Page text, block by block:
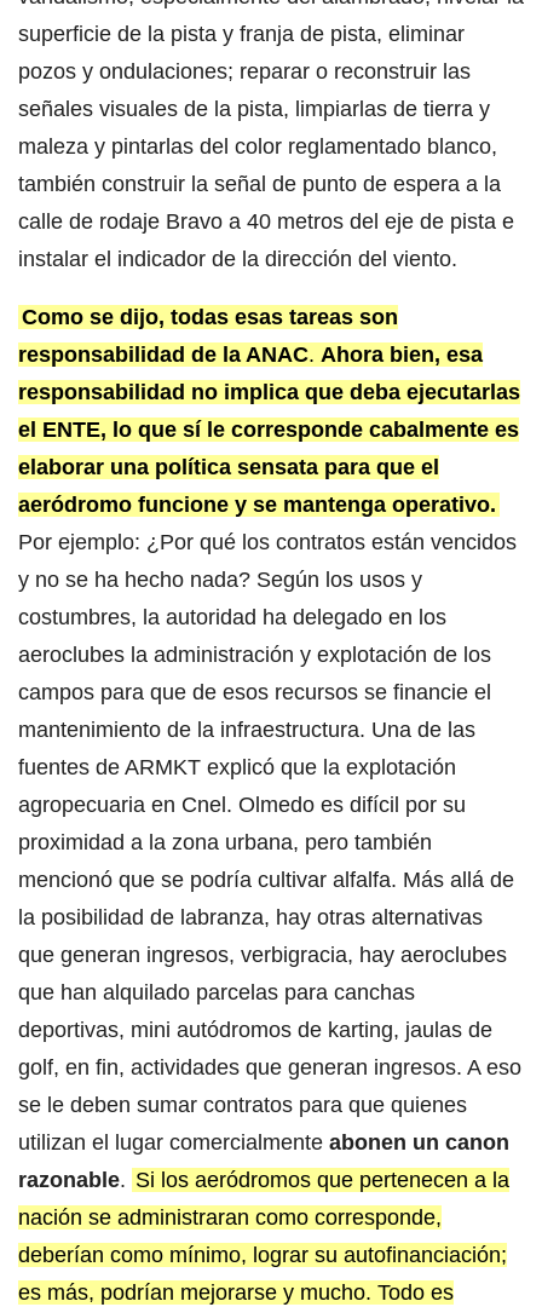
superficie de la pista y franja de pista, eliminar
pozos y ondulaciones; reparar o reconstruir las
señales visuales de la pista, limpiarlas de tierra y
maleza y pintarlas del color reglamentado blanco,
también construir la señal de punto de espera a la
calle de rodaje Bravo a 40 metros del eje de pista e
instalar el indicador de la dirección del viento.
Como se dijo, todas esas tareas son
responsabilidad de la ANAC. Ahora bien, esa
responsabilidad no implica que deba ejecutarlas
el ENTE, lo que sí le corresponde cabalmente es
elaborar una política sensata para que el
aeródromo funcione y se mantenga operativo.
Por ejemplo: ¿Por qué los contratos están vencidos
y no se ha hecho nada? Según los usos y
costumbres, la autoridad ha delegado en los
aeroclubes la administración y explotación de los
campos para que de esos recursos se financie el
mantenimiento de la infraestructura. Una de las
fuentes de ARMKT explicó que la explotación
agropecuaria en Cnel. Olmedo es difícil por su
proximidad a la zona urbana, pero también
mencionó que se podría cultivar alfalfa. Más allá de
la posibilidad de labranza, hay otras alternativas
que generan ingresos, verbigracia, hay aeroclubes
que han alquilado parcelas para canchas
deportivas, mini autódromos de karting, jaulas de
golf, en fin, actividades que generan ingresos. A eso
se le deben sumar contratos para que quienes
utilizan el lugar comercialmente abonen un canon
razonable. Si los aeródromos que pertenecen a la
nación se administraran como corresponde,
deberían como mínimo, lograr su autofinanciación;
es más, podrían mejorarse y mucho. Todo es